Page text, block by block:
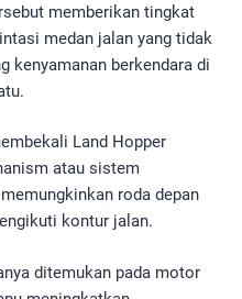
memberikan tingkat
medan jalan yang tidak
kenyamanan berkendara di
Land Hopper
atau sistem
roda depan
kontur jalan.
ditemukan pada motor